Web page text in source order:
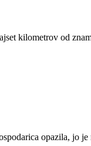
kilometrov od
opazila, jo